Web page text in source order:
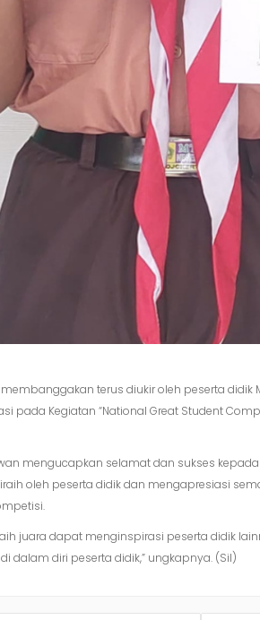
terus diukir oleh peserta didik
pada Kegiatan “National Great Student
mengucapkan selamat dan sukses
oleh peserta didik dan mengapresiasi
juara dapat menginspirasi peserta didik
dalam diri peserta didik,” ungkapnya. (Sil)